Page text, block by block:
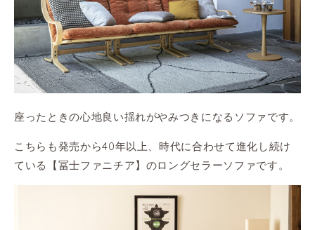
座ったときの心地良い揺れがやみつきになるソファです。
こちらも発売から40年以上、時代に合わせて進化し続け
ている【冨士ファニチア】のロングセラーソファです。